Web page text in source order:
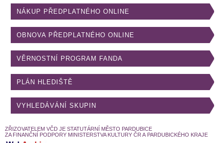
NÁKUP PŘEDPLATNÉHO ONLINE
OBNOVA PŘEDPLATNÉHO ONLINE
VĚRNOSTNÍ PROGRAM FANDA
PLÁN HLEDIŠTĚ
VYHLEDÁVÁNÍ SKUPIN
ZŘIZOVATELEM VČD JE STATUTÁRNÍ MĚSTO PARDUBICE
ZA FINANČNÍ PODPORY MINISTERSTVA KULTURY ČR A PARDUBICKÉHO KRAJE